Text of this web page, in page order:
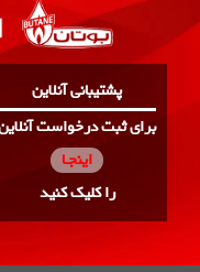
پشتیبانی آنلاین
برای ثبت درخواست
اینجـا
را کلیک کنید